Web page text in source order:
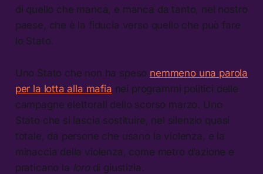
di quello che manca, e manca da tanto, nel nostro
paese, che è la fiducia verso quello che può fare
lo Stato.
Uno Stato che non ha speso nemmeno una parola
per la lotta alla mafia nei programmi politici delle
campagne elettorali dello scorso marzo. Uno
Stato che si lascia sostituire, nel silenzio quasi
totale, da persone che usano la violenza, e la
minaccia della violenza, come metro d’azione e
praticano la lorodi giustizia.